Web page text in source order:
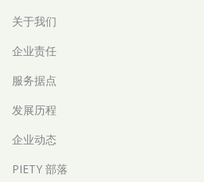
关于我们
企业责任
服务据点
发展历程
企业动态
PIETY 部落